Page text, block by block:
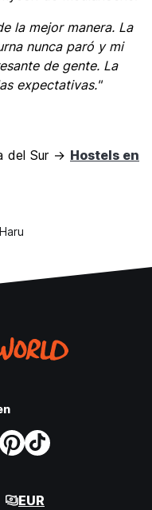
la mejor manera. La
nunca paró y mi
de gente. La
expectativas."
del Sur → Hostels en
EUR